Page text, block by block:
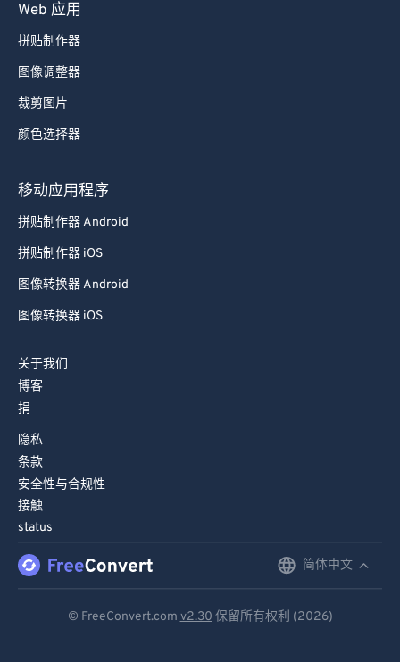
Web 应用
拼贴制作器
图像调整器
裁剪图片
颜色选择器
移动应用程序
拼贴制作器 Android
拼贴制作器 iOS
图像转换器 Android
图像转换器 iOS
关于我们
博客
捐
隐私
条款
安全性与合规性
接触
status
简体中文
© FreeConvert.com v2.30 保留所有权利 (2026)